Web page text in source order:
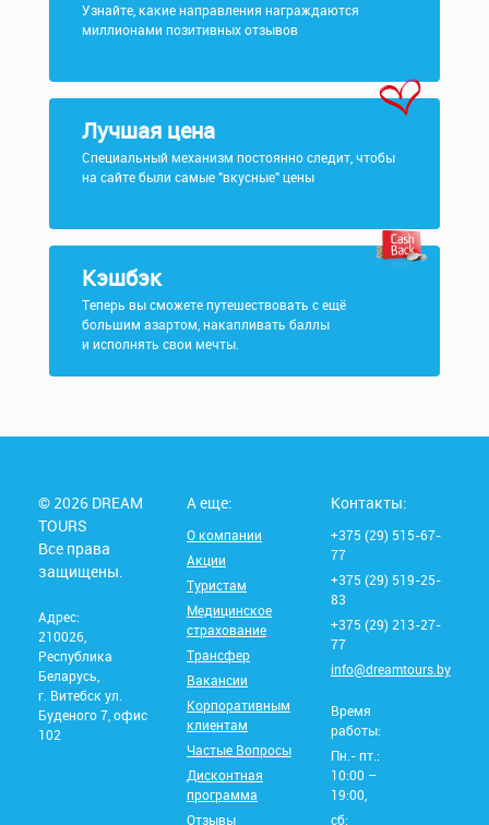
Узнайте, какие направления награждаются
миллионами позитивных отзывов
Лучшая цена
Специальный механизм постоянно следит, чтобы
на сайте были самые "вкусные" цены
Кэшбэк
Теперь вы сможете путешествовать с ещё
большим азартом, накапливать баллы
и исполнять свои мечты.
© 2026 DREAM
TOURS
Все права
защищены.
Адрес:
210026,
Республика
Беларусь,
г. Витебск ул.
Буденого 7, офис
102
А еще:
О компании
Акции
Туристам
Медицинское
страхование
Трансфер
Вакансии
Корпоративным
клиентам
Частые Вопросы
Дисконтная
программа
Отзывы
Контакты:
+375 (29) 515-67-
77
+375 (29) 519-25-
83
+375 (29) 213-27-
77
info@dreamtours.by
Время
работы:
Пн.- пт.:
10:00 –
19:00,
сб: